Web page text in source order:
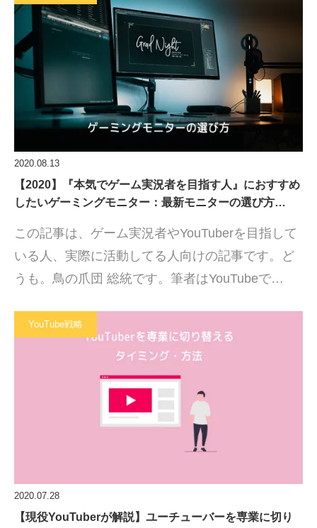
2020.08.13
【2020】『本気でゲーム実況者を目指す人』におすすめ
したいゲーミングモニター：最新モニターの選び方…
この記事は、ゲーム実況者やYouTuberを目指して
いる人、実際に活動してる人向けの記事です。ど
うも。鳥の爪団 総統です。筆者はYouTubeで…
YouTube戦略
2020.07.28
【現役YouTuberが解説】ユーチューバーを専業に切り